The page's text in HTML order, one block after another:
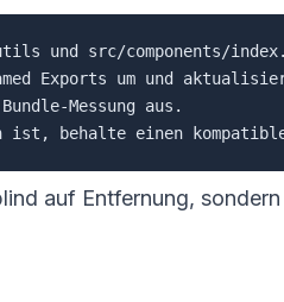
und src/components/
Exports um und
Messung aus.
auf Entfernung,